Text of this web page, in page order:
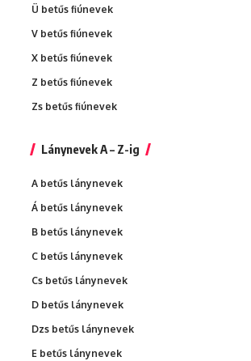
Ü betűs fiúnevek
V betűs fiúnevek
X betűs fiúnevek
Z betűs fiúnevek
Zs betűs fiúnevek
Lánynevek A – Z-ig
A betűs lánynevek
Á betűs lánynevek
B betűs lánynevek
C betűs lánynevek
Cs betűs lánynevek
D betűs lánynevek
Dzs betűs lánynevek
E betűs lánynevek